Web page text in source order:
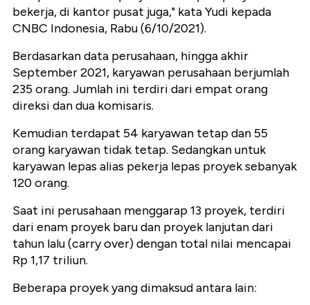
bekerja, di kantor pusat juga," kata Yudi kepada
CNBC Indonesia, Rabu (6/10/2021).
Berdasarkan data perusahaan, hingga akhir
September 2021, karyawan perusahaan berjumlah
235 orang. Jumlah ini terdiri dari empat orang
direksi dan dua komisaris.
Kemudian terdapat 54 karyawan tetap dan 55
orang karyawan tidak tetap. Sedangkan untuk
karyawan lepas alias pekerja lepas proyek sebanyak
120 orang.
Saat ini perusahaan menggarap 13 proyek, terdiri
dari enam proyek baru dan proyek lanjutan dari
tahun lalu (carry over) dengan total nilai mencapai
Rp 1,17 triliun.
Beberapa proyek yang dimaksud antara lain: